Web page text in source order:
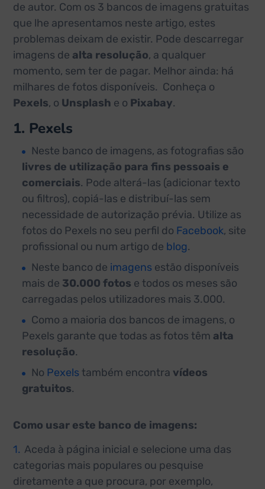
de autor. Com os 3 bancos de imagens gratuitas
que lhe apresentamos neste artigo, estes
problemas deixam de existir. Pode descarregar
imagens de alta resolução, a qualquer
momento, sem ter de pagar. Melhor ainda: há
milhares de fotos disponíveis. Conheça o
Pexels, o Unsplash e o Pixabay.
1. Pexels
Neste banco de imagens, as fotografias são
livres de utilização para fins pessoais e
comerciais. Pode alterá-las (adicionar texto
ou filtros), copiá-las e distribuí-las sem
necessidade de autorização prévia. Utilize as
fotos do Pexels no seu perfil do Facebook, site
profissional ou num artigo de blog.
Neste banco de imagens estão disponíveis
mais de 30.000 fotos e todos os meses são
carregadas pelos utilizadores mais 3.000.
Como a maioria dos bancos de imagens, o
Pexels garante que todas as fotos têm alta
resolução.
No Pexelstambém encontra vídeos
gratuitos.
Como usar este banco de imagens:
Aceda à página inicial e selecione uma das
categorias mais populares ou pesquise
diretamente a que procura, por exemplo,